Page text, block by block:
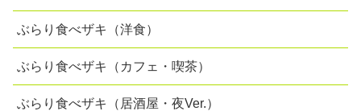
ぶらり食べザキ（洋食）
ぶらり食べザキ（カフェ・喫茶）
ぶらり食べザキ（居酒屋・夜Ver.）